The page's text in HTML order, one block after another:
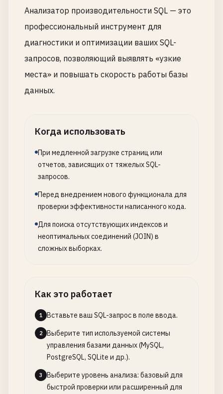
Анализатор производительности SQL — это
профессиональный инструмент для
диагностики и оптимизации ваших SQL-
запросов, позволяющий выявлять «узкие
места» и повышать скорость работы базы
данных.
Когда использовать
При медленной загрузке страниц или
отчетов, зависящих от тяжелых SQL-
запросов.
Перед внедрением нового функционала для
проверки эффективности написанного кода.
Для поиска отсутствующих индексов и
неоптимальных соединений (JOIN) в
сложных выборках.
Как это работает
1 Вставьте ваш SQL-запрос в поле ввода.
2
Выберите тип используемой системы
управления базами данных (MySQL,
PostgreSQL, SQLite и др.).
3
Выберите уровень анализа: базовый для
быстрой проверки или расширенный для